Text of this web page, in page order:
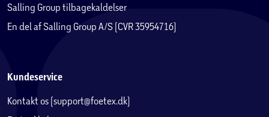
Salling Group tilbagekaldelser
En del af Salling Group A/S (CVR 35954716)
Kundeservice
Kontakt os (support@foetex.dk)